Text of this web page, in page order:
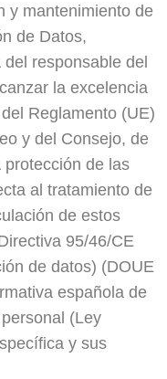
y mantenimiento de
de Datos,
responsable del
la excelencia
Reglamento (UE)
y del Consejo, de
de las
al tratamiento de
de estos
95/46/CE
de datos) (DOUE
española de
(Ley
y sus